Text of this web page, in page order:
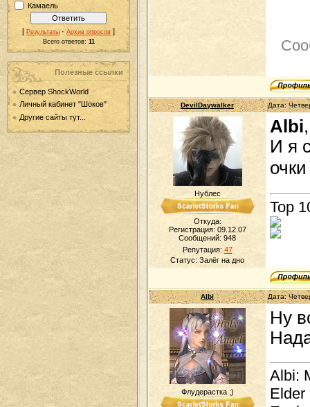
Камаель
[ Результаты · Архив опросов ]
Всего ответов: 11
Полезные ссылки
Сервер ShockWorld
Личный кабинет "Шоков"
Другие сайты тут...
DevilDaywalker Дата:
Нублес
Откуда:
Регистрация: 09.12.07
Сообщений: 948
Репутация: 47
Статус: Залёг на дно
Albi,
И я
Top
Albi Дата:
Флудерастка ;)
Ну
Albi:
Elder